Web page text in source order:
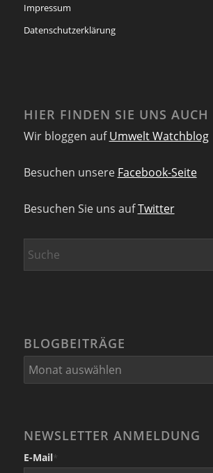
Impressum
Datenschutzerklärung
HIER FINDEN SIE UNS AUCH
Wir bloggen aufUmwelt Watchblog
Besuchen unsere Facebook-Seite
Besuchen Sie uns aufTwitter
BLOGBEITRÄGE
NEWSLETTER ANMELDUNG
E-Mail*